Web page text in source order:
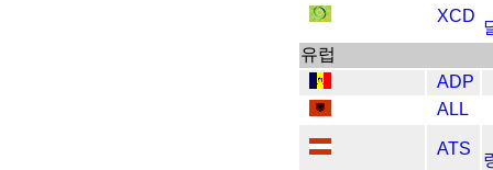
XCD
​​유럽
ADP
ALL
ATS